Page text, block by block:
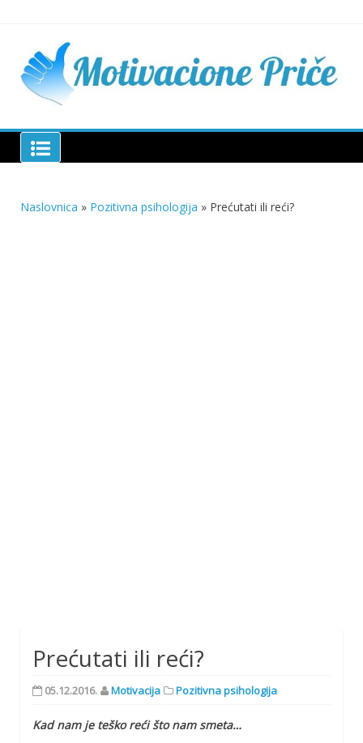
Motivacione Priče
Naslovnica » Pozitivna psihologija » Prećutati ili reći?
Prećutati ili reći?
05.12.2016. Motivacija Pozitivna psihologija
Kad nam je teško reći što nam smeta…